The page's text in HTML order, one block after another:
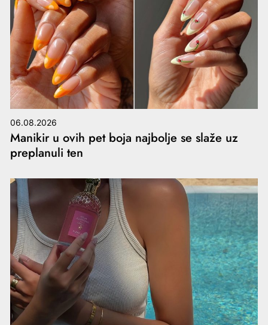
06.08.2026
Manikir u ovih pet boja najbolje se slaže uz
preplanuli ten